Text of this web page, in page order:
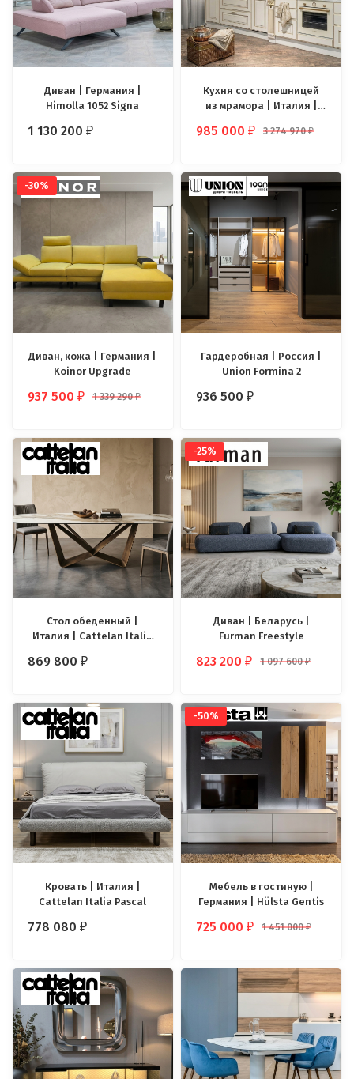
Диван | Германия |
Himolla 1052 Signa
1 130 200₽
Кухня со столешницей
из мрамора | Италия |
985 000₽ 3 274 970₽
-30%
Диван, кожа | Германия |
Koinor Upgrade
937 500₽ 1 339 290₽
Гардеробная | Россия |
Union Formina 2
936 500₽
Стол обеденный |
Италия | Cattelan Italia
869 800₽
-25%
Диван | Беларусь |
Furman Freestyle
823 200₽ 1 097 600₽
Кровать | Италия |
Cattelan Italia Pascal
778 080₽
-50%
Мебель в гостиную |
Германия | Hülsta Gentis
725 000₽ 1 451 000₽